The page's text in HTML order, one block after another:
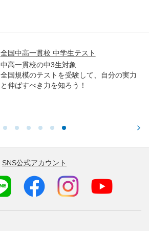
全国中高一貫校 中学生テスト
中高一貫校の中3生対象
全国規模のテストを受験して、自分の実力
と伸ばすべき力を知ろう！
SNS公式アカウント